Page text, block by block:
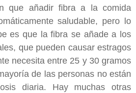
que añadir fibra a la comida
saludable, pero lo
es que la fibra se añade a los
que pueden causar estragos
necesita entre 25 y 30 gramos
de las personas no están
diaria. Hay muchas otras